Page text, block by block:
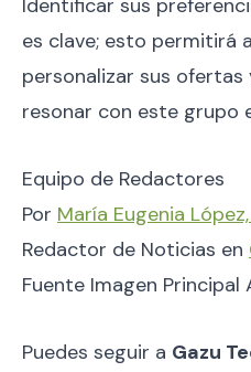
Identificar sus
es clave; esto permitirá
personalizar sus ofertas
resonar con este grupo
Equipo de Redactores
Por María Eugenia López,
Redactor de Noticias en
Fuente Imagen Principal
Puedes seguir a Gazu